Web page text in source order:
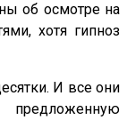
об осмотре на
хотя гипноз
И все они
предложенную